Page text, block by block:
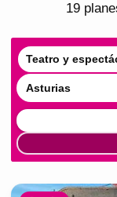
19plan
Teatro y
Asturias